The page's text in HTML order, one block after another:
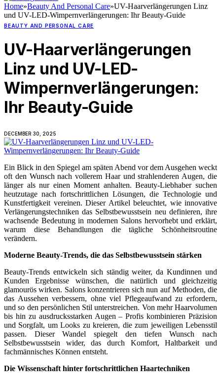
Home»Beauty And Personal Care»UV-Haarverlängerungen Linz
und UV-LED-Wimpernverlängerungen: Ihr Beauty-Guide
BEAUTY AND PERSONAL CARE
UV-Haarverlängerungen
Linz und UV-LED-
Wimpernverlängerungen:
Ihr Beauty-Guide
DECEMBER 30, 2025
Ein Blick in den Spiegel am späten Abend vor dem Ausgehen weckt
oft den Wunsch nach vollerem Haar und strahlenderen Augen, die
länger als nur einen Moment anhalten. Beauty-Liebhaber suchen
heutzutage nach fortschrittlichen Lösungen, die Technologie und
Kunstfertigkeit vereinen. Dieser Artikel beleuchtet, wie innovative
Verlängerungstechniken das Selbstbewusstsein neu definieren, ihre
wachsende Bedeutung in modernen Salons hervorhebt und erklärt,
warum diese Behandlungen die tägliche Schönheitsroutine
verändern.
Moderne Beauty-Trends, die das Selbstbewusstsein stärken
Beauty-Trends entwickeln sich ständig weiter, da Kundinnen und
Kunden Ergebnisse wünschen, die natürlich und gleichzeitig
glamourös wirken. Salons konzentrieren sich nun auf Methoden, die
das Aussehen verbessern, ohne viel Pflegeaufwand zu erfordern,
und so den persönlichen Stil unterstreichen. Von mehr Haarvolumen
bis hin zu ausdrucksstarken Augen – Profis kombinieren Präzision
und Sorgfalt, um Looks zu kreieren, die zum jeweiligen Lebensstil
passen. Dieser Wandel spiegelt den tiefen Wunsch nach
Selbstbewusstsein wider, das durch Komfort, Haltbarkeit und
fachmännisches Können entsteht.
Die Wissenschaft hinter fortschrittlichen Haartechniken